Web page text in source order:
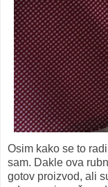
Osim kako se to
sam. Dakle ova
gotov proizvod, ali